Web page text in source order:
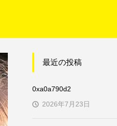
最近の投稿
0xa0a790d2
2026年7月23日